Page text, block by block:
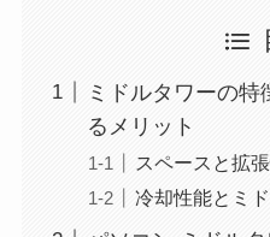
ミドルタワーの
るメリット
スペースと拡
冷却性能とミ